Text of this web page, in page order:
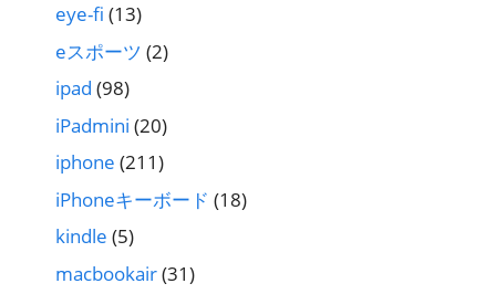
eye-fi (13)
eスポーツ (2)
ipad (98)
iPadmini (20)
iphone (211)
iPhoneキーボード (18)
kindle (5)
macbookair(31)